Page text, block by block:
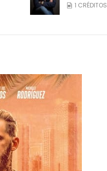
1 CRÉDITOS